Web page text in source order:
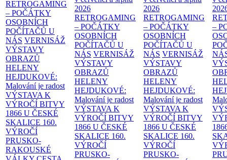
RETROGAMING
– POČÁTKY
OSOBNÍCH
POČÍTAČŮ U
NÁS VERNISÁŽ
VÝSTAVY
OBRAZŮ
HELENY
HEJDUKOVÉ:
Malování je radost
VÝSTAVA K
VÝROČÍ BITVY
1866 U ČESKÉ
SKALICE 160.
VÝROČÍ
PRUSKO-
RAKOUSKÉ
2026
RETROGAMING
– POČÁTKY
OSOBNÍCH
POČÍTAČŮ U
NÁS VERNISÁŽ
VÝSTAVY
OBRAZŮ
HELENY
HEJDUKOVÉ:
Malování je radost
VÝSTAVA K
VÝROČÍ BITVY
1866 U ČESKÉ
SKALICE 160.
VÝROČÍ
PRUSKO-
2026
RETROGAMING
– POČÁTKY
OSOBNÍCH
POČÍTAČŮ U
NÁS VERNISÁŽ
VÝSTAVY
OBRAZŮ
HELENY
HEJDUKOVÉ:
Malování je radost
VÝSTAVA K
VÝROČÍ BITVY
1866 U ČESKÉ
SKALICE 160.
VÝROČÍ
PRUSKO-
–